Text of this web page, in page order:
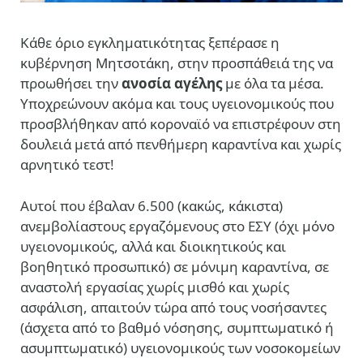
Κάθε όριο εγκληματικότητας ξεπέρασε η
κυβέρνηση Μητσοτάκη, στην προσπάθειά της να
προωθήσει τηνανοσία αγέληςμε όλα τα μέσα.
Υποχρεώνουν ακόμα και τους υγειονομικούς που
προσβλήθηκαν από κοροναϊό να επιστρέφουν στη
δουλειά μετά από πενθήμερη καραντίνα και χωρίς
αρνητικό τεστ!
Αυτοί που έβαλαν 6.500 (κακώς, κάκιστα)
ανεμβολίαστους εργαζόμενους στο ΕΣΥ (όχι μόνο
υγειονομικούς, αλλά και διοικητικούς και
βοηθητικό προσωπικό) σε μόνιμη καραντίνα, σε
αναστολή εργασίας χωρίς μισθό και χωρίς
ασφάλιση, απαιτούν τώρα από τους νοσήσαντες
(άσχετα από το βαθμό νόσησης, συμπτωματικό ή
ασυμπτωματικό) υγειονομικούς των νοσοκομείων